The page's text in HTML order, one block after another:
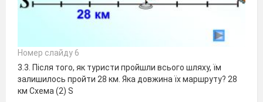
Номер слайду 6
3.3. Після того, як туристи пройшли всього шляху, їм
залишилось пройти 28 км. Яка довжина їх маршруту? 28
км Схема (2) S